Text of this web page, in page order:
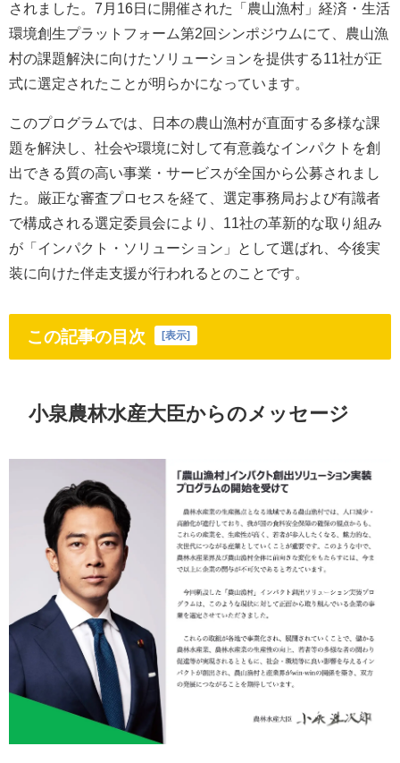
されました。7月16日に開催された「農山漁村」経済・生活
環境創生プラットフォーム第2回シンポジウムにて、農山漁
村の課題解決に向けたソリューションを提供する11社が正
式に選定されたことが明らかになっています。
このプログラムでは、日本の農山漁村が直面する多様な課
題を解決し、社会や環境に対して有意義なインパクトを創
出できる質の高い事業・サービスが全国から公募されまし
た。厳正な審査プロセスを経て、選定事務局および有識者
で構成される選定委員会により、11社の革新的な取り組み
が「インパクト・ソリューション」として選ばれ、今後実
装に向けた伴走支援が行われるとのことです。
この記事の目次 表示
小泉農林水産大臣からのメッセージ